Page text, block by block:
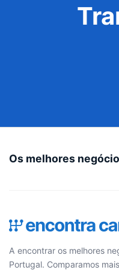
Os melhores
A encontrar os melhores
Portugal. Comparamos